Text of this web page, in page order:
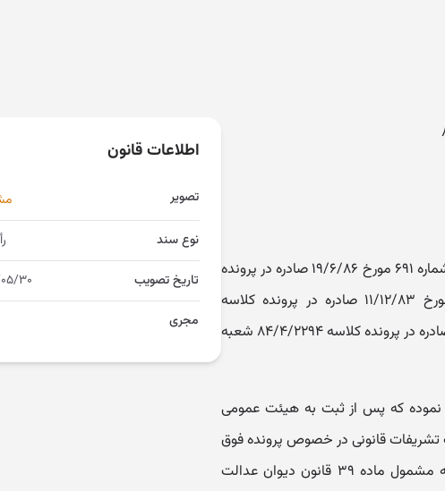
موضوع شکایت و خواسته: اعلام تعارض آراء فی مابین رأی شماره ۶۹۱ مورخ ۱۹/۶/۸۶ صادره در پرونده
کلاسه ۴/۸۵/۱۸۷۲ شعبه چهارم با رأی شماره ۳۳۸۸ مورخ ۱۱/۱۲/۸۳ صادره در پرونده کلاسه
۴/۸۳/۱۲۷۷ شعبه چهارم ورأی شماره ۱۰۴۶ مورخ ۶/۳/۸۵ صادره در پرونده کلاسه ۸۴/۴/۲۲۹۴ شعبه
نموده که پس از ثبت به هیئت عمومی
تشریفات قانونی در خصوص پرونده فوق
معمول و پرونده تحت نظر است ملاحظه میشود خواسته مشمول ماده ۳۹ قانون دیوان عدالت
اطلاعات قانون
تصویر
نوع سند
تاریخ تصویب
مجری